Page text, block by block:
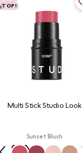
¡TOP!
Multi Stick Studio Look
Sunset Blush